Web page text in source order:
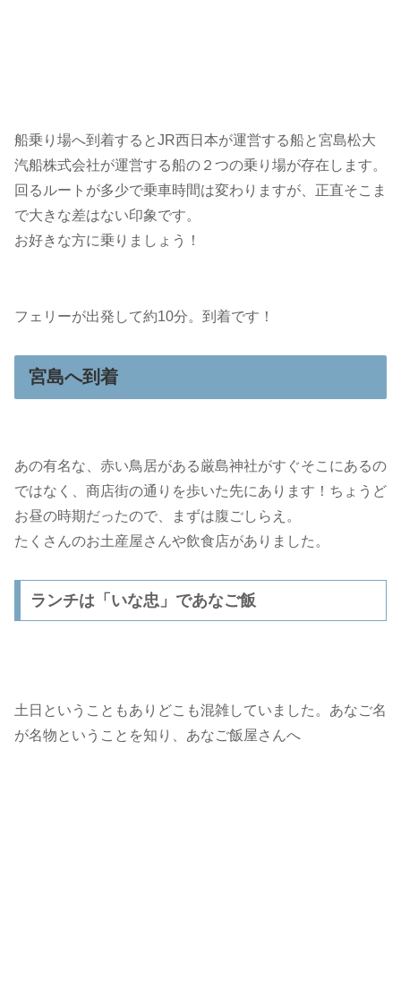
船乗り場へ到着するとJR西日本が運営する船と宮島松大
汽船株式会社が運営する船の２つの乗り場が存在します。
回るルートが多少で乗車時間は変わりますが、正直そこま
で大きな差はない印象です。
お好きな方に乗りましょう！
フェリーが出発して約10分。到着です！
宮島へ到着
あの有名な、赤い鳥居がある厳島神社がすぐそこにあるの
ではなく、商店街の通りを歩いた先にあります！ちょうど
お昼の時期だったので、まずは腹ごしらえ。
たくさんのお土産屋さんや飲食店がありました。
ランチは「いな忠」であなご飯
土日ということもありどこも混雑していました。あなご名
が名物ということを知り、あなご飯屋さんへ